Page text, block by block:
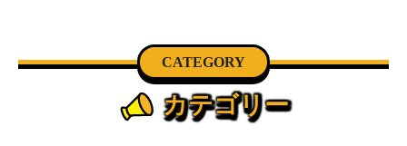
CATEGORY
カテゴリー